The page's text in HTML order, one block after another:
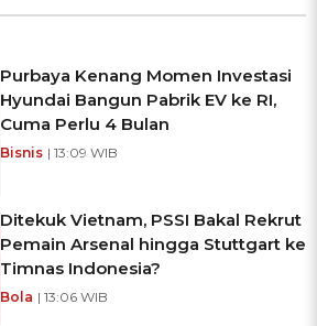
Purbaya Kenang Momen Investasi
Hyundai Bangun Pabrik EV ke RI,
Cuma Perlu 4 Bulan
Bisnis | 13:09 WIB
Ditekuk Vietnam, PSSI Bakal Rekrut
Pemain Arsenal hingga Stuttgart ke
Timnas Indonesia?
Bola | 13:06 WIB